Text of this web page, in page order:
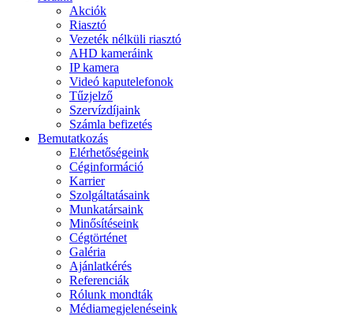
Akciók
Riasztó
Vezeték nélküli riasztó
AHD kameráink
IP kamera
Videó kaputelefonok
Tűzjelző
Szervízdíjaink
Számla befizetés
Bemutatkozás
Elérhetőségeink
Céginformáció
Karrier
Szolgáltatásaink
Munkatársaink
Minősítéseink
Cégtörténet
Galéria
Ajánlatkérés
Referenciák
Rólunk mondták
Médiamegjelenéseink